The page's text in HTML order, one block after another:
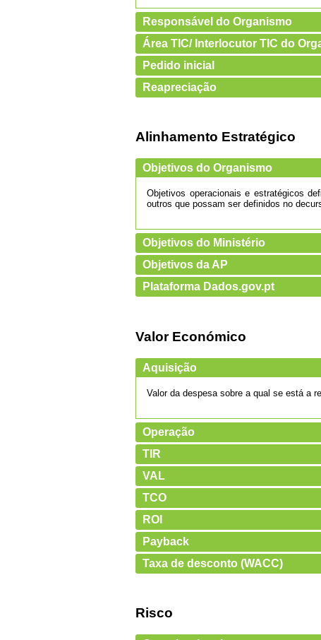
Responsável do Organismo
Área TIC/ Interlocutor TIC do
Pedido inicial
Reapreciação
Alinhamento Estratégico
Objetivos do Organismo
Objetivos operacionais e estratégicos
outros que possam ser definidos no
Objetivos do Ministério
Objetivos da AP
Plataforma Dados.gov.pt
Valor Económico
Aquisição
Valor da despesa sobre a qual se está a
Operação
TIR
VAL
TCO
ROI
Payback
Taxa de desconto (WACC)
Risco